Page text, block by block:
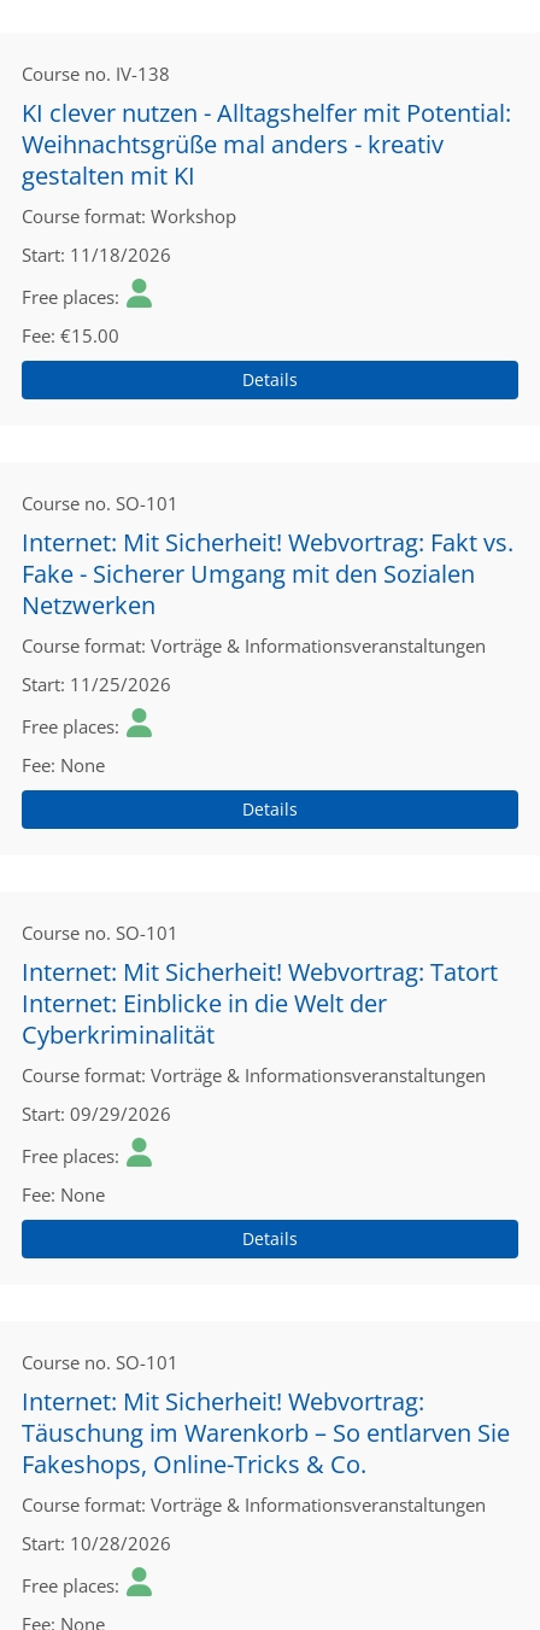
Course no. IV-138
KI clever nutzen - Alltagshelfer mit Potential:
Weihnachtsgrüße mal anders - kreativ
gestalten mit KI
Course format Workshop
Start 11/18/2026
Free places
Fee €15.00
Details
Course no. SO-101
Internet: Mit Sicherheit! Webvortrag: Fakt vs.
Fake - Sicherer Umgang mit den Sozialen
Netzwerken
Course format Vorträge & Informationsveranstaltungen
Start 11/25/2026
Free places
Fee None
Details
Course no. SO-101
Internet: Mit Sicherheit! Webvortrag: Tatort
Internet: Einblicke in die Welt der
Cyberkriminalität
Course format Vorträge & Informationsveranstaltungen
Start 09/29/2026
Free places
Fee None
Details
Course no. SO-101
Internet: Mit Sicherheit! Webvortrag:
Täuschung im Warenkorb – So entlarven Sie
Fakeshops, Online-Tricks & Co.
Course format Vorträge & Informationsveranstaltungen
Start 10/28/2026
Free places
Fee None